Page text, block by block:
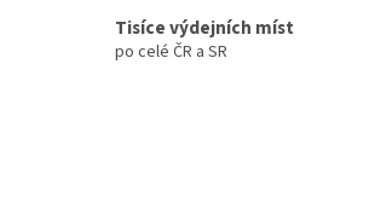
y
v
Tisíce výdejních míst
po celé ČR a SR